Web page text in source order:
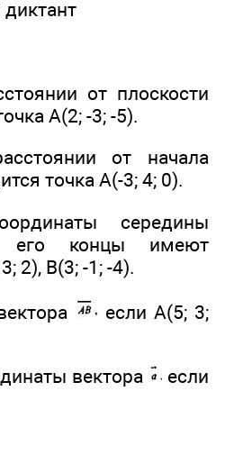
от плоскости
А(2; -3; -5).
от начала
точка А(-3; 4; 0).
середины
его концы имеют
2), В(3; -1; -4).
если А(5; 3;
вектора
если